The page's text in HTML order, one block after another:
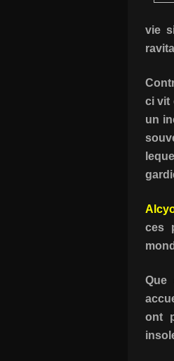
vie
ci vit
un
ces
Que
ont